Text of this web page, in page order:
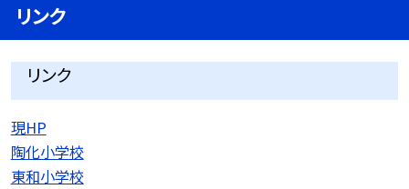
リンク
リンク
現HP
陶化小学校
東和小学校